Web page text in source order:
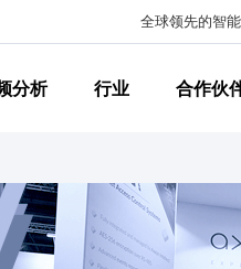
全球领先的智
分析 行业 合作伙